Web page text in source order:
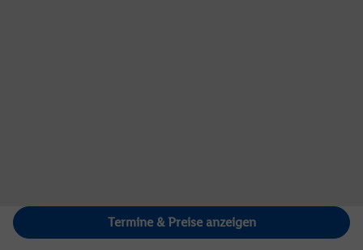
Termine & Preise anzeigen